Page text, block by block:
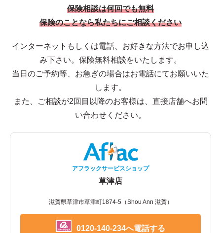
保険相談は何回でも無料
保険のことなら私たちにご相談ください
インターネットもしくは電話、お好きな方法でお申し込
み下さい。保険無料相談をいたします。
当日のご予約等、お急ぎの場合はお電話にてお願いいた
します。
また、ご相談が2回目以降のお客様は、直接店舗へお問
い合わせください。
アフラックサービスショップ
草津店
滋賀県草津市草津町1874-5（Shou Ann 滋賀）
0120-140-234へ電話する